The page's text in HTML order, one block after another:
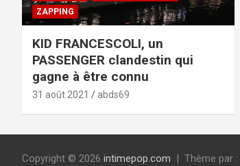
ZAPPING
KID FRANCESCOLI, un
PASSENGER clandestin qui
gagne à être connu
31 août 2021 abds69
Copyright © 2026 intimepop.com Thème par :